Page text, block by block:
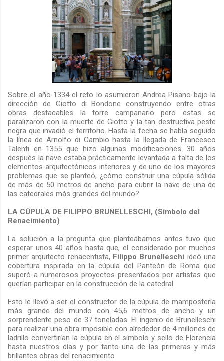
Sobre el año 1334 el reto lo asumieron Andrea Pisano bajo la
dirección de Giotto di Bondone construyendo entre otras
obras destacables la torre campanario pero estas se
paralizaron con la muerte de Giotto y la tan destructiva peste
negra que invadió el territorio. Hasta la fecha se había seguido
la línea de Arnolfo di Cambio hasta la llegada de Francesco
Talenti en 1355 que hizo algunas modificaciones. 30 años
después la nave estaba prácticamente levantada a falta de los
elementos arquitectónicos interiores y de uno de los mayores
problemas que se planteó, ¿cómo construir una cúpula sólida
de más de 50 metros de ancho para cubrir la nave de una de
las catedrales más grandes del mundo?
LA CÚPULA DE FILIPPO BRUNELLESCHI, (Símbolo del
Renacimiento)
La solución a la pregunta que planteábamos antes tuvo que
esperar unos 40 años hasta que, el considerado por muchos
primer arquitecto renacentista, Filippo Brunelleschi ideó una
cobertura inspirada en la cúpula del Panteón de Roma que
superó a numerosos proyectos presentados por artistas que
querían participar en la construcción de la catedral.
Esto le llevó a ser el constructor de la cúpula de mampostería
más grande del mundo con 45,6 metros de ancho y un
sorprendente peso de 37 toneladas. El ingenio de Brunelleschi
para realizar una obra imposible con alrededor de 4 millones de
ladrillo convertirían la cúpula en el símbolo y sello de Florencia
hasta nuestros días y por tanto una de las primeras y más
brillantes obras del renacimiento.